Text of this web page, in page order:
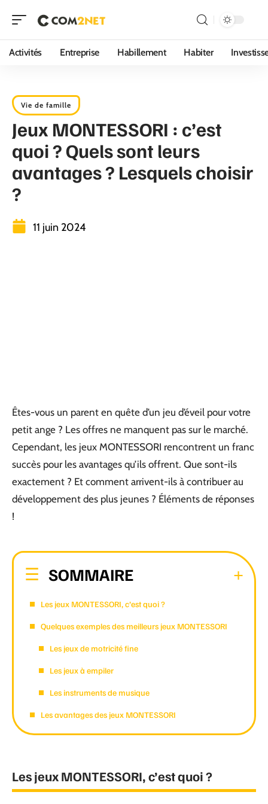
Activités Entreprise Habillement Habiter
Vie de famille
Jeux MONTESSORI : c’est
quoi ? Quels sont leurs
avantages ? Lesquels choisir
?
11 juin 2024
Êtes-vous un parent en quête d’un jeu d’éveil pour votre
petit ange ? Les offres ne manquent pas sur le marché.
Cependant, les jeux MONTESSORI rencontrent un franc
succès pour les avantages qu’ils offrent. Que sont-ils
exactement ? Et comment arrivent-ils à contribuer au
développement des plus jeunes ? Éléments de réponses
!
SOMMAIRE
Les jeux MONTESSORI, c’est quoi ?
Quelques exemples des meilleurs jeux MONTESSORI
Les jeux de motricité fine
Les jeux à empiler
Les instruments de musique
Les avantages des jeux MONTESSORI
Les jeux MONTESSORI, c’est quoi ?